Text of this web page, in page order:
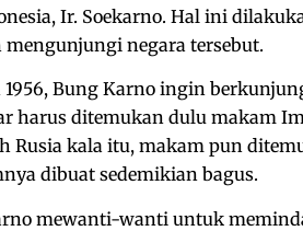
Ir. Soekarno. Hal ini
negara tersebut.
Bung Karno ingin
harus ditemukan dulu makam
Rusia kala itu, makam pun
dibuat sedemikian bagus.
mewanti-wanti untuk